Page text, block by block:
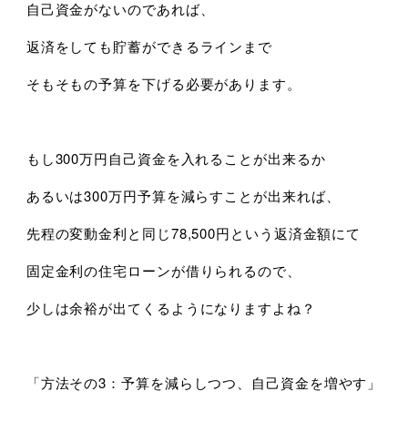
自己資金がないのであれば、
返済をしても貯蓄ができるラインまで
そもそもの予算を下げる必要があります。
もし300万円自己資金を入れることが出来るか
あるいは300万円予算を減らすことが出来れば、
先程の変動金利と同じ78,500円という返済金額にて
固定金利の住宅ローンが借りられるので、
少しは余裕が出てくるようになりますよね？
「方法その3：予算を減らしつつ、自己資金を増やす」